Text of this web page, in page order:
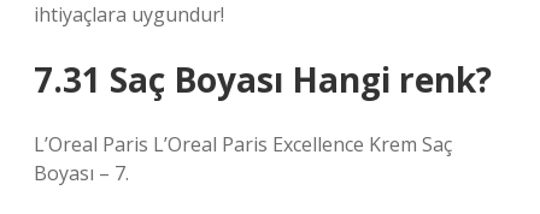
ihtiyaçlara uygundur!
7.31 Saç Boyası Hangi renk?
L’Oreal Paris L’Oreal Paris Excellence Krem Saç
Boyası – 7.